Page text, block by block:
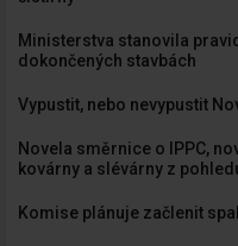
Ministerstva stanovila
dokončených stavbách
Vypustit, nebo nevypustit
Novela směrnice o IPPC,
kovárny a slévárny z
Komise plánuje začlenit